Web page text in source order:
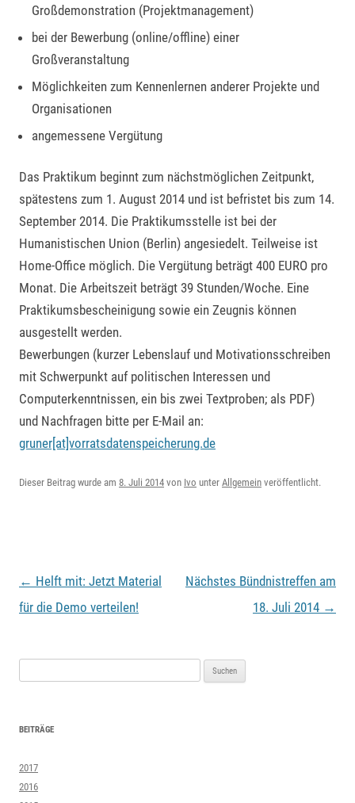
Großdemonstration (Projektmanagement)
bei der Bewerbung (online/offline) einer
Großveranstaltung
Möglichkeiten zum Kennenlernen anderer Projekte und
Organisationen
angemessene Vergütung
Das Praktikum beginnt zum nächstmöglichen Zeitpunkt,
spätestens zum 1. August 2014 und ist befristet bis zum 14.
September 2014. Die Praktikumsstelle ist bei der
Humanistischen Union (Berlin) angesiedelt. Teilweise ist
Home-Office möglich. Die Vergütung beträgt 400 EURO pro
Monat. Die Arbeitszeit beträgt 39 Stunden/Woche. Eine
Praktikumsbescheinigung sowie ein Zeugnis können
ausgestellt werden.
Bewerbungen (kurzer Lebenslauf und Motivationsschreiben
mit Schwerpunkt auf politischen Interessen und
Computerkenntnissen, ein bis zwei Textproben; als PDF)
und Nachfragen bitte per E-Mail an:
gruner[at]vorratsdatenspeicherung.de
Dieser Beitrag wurde am 8. Juli 2014 von Ivo unter Allgemein veröffentlicht.
Beitragsnavigation
← Helft mit: Jetzt Material
für die Demo verteilen!
Nächstes Bündnistreffen am
18. Juli 2014 →
BEITRÄGE
2017
2016